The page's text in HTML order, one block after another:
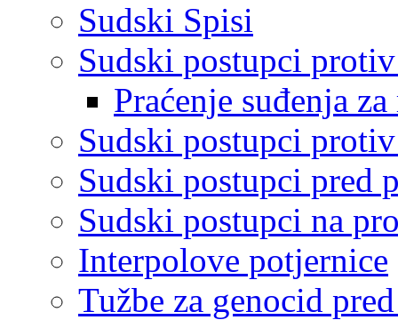
Sudski Spisi
Sudski postupci
Praćenje suđenja
Sudski postupci
Sudski postupci pred
Sudski postupci na
Interpolove potjernice
Tužbe za genocid